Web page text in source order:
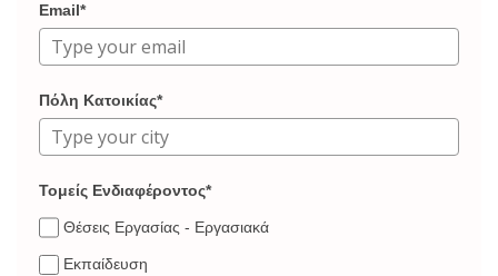
Email*
Πόλη Κατοικίας*
Τομείς Ενδιαφέροντος*
Θέσεις Εργασίας - Εργασιακά
Εκπαίδευση